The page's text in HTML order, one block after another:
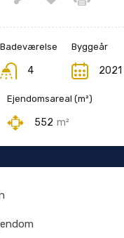
Badeværelse
4
Byggeår
2021
Ejendomsareal (m²)
552 m²